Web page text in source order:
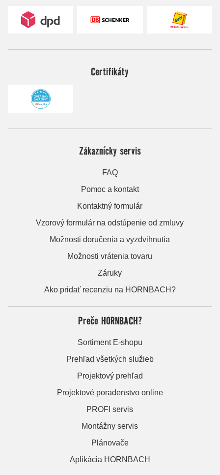
Certifikáty
Zákaznícky servis
FAQ
Pomoc a kontakt
Kontaktný formulár
Vzorový formulár na odstúpenie od zmluvy
Možnosti doručenia a vyzdvihnutia
Možnosti vrátenia tovaru
Záruky
Ako pridať recenziu na HORNBACH?
Prečo HORNBACH?
Sortiment E-shopu
Prehľad všetkých služieb
Projektový prehľad
Projektové poradenstvo online
PROFI servis
Montážny servis
Plánovače
Aplikácia HORNBACH